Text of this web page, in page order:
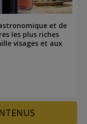
et de
les plus riches
visages et aux